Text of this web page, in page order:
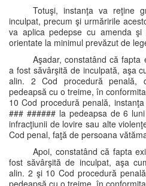
Totuşi, instanţa va reţine
inculpat, precum şi urmăririle
va aplica pedepse cu amenda
orientate la minimul prevăzut de
Aşadar, constatând că fapta
a fost săvârşită de inculpată, aşa
alin. 2 Cod procedură penală,
pedeapsă cu o treime, în
10 Cod procedură penală,
### ###### la pedeapsa de 6
infracţiunii de lovire sau alte
Cod penal, faţă de persoana
Apoi, constatând că fapta
fost săvârşită de inculpat, aşa
alin. 2 şi 10 Cod procedură
pedeapsă cu o treime, în